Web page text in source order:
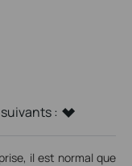
:
il est normal que